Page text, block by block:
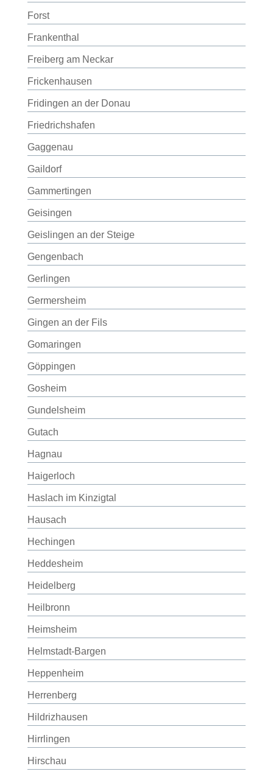
Forst
Frankenthal
Freiberg am Neckar
Frickenhausen
Fridingen an der Donau
Friedrichshafen
Gaggenau
Gaildorf
Gammertingen
Geisingen
Geislingen an der Steige
Gengenbach
Gerlingen
Germersheim
Gingen an der Fils
Gomaringen
Göppingen
Gosheim
Gundelsheim
Gutach
Hagnau
Haigerloch
Haslach im Kinzigtal
Hausach
Hechingen
Heddesheim
Heidelberg
Heilbronn
Heimsheim
Helmstadt-Bargen
Heppenheim
Herrenberg
Hildrizhausen
Hirrlingen
Hirschau